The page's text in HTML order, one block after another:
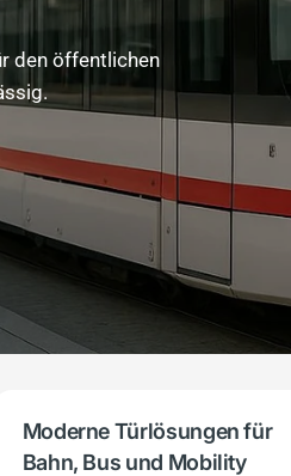
den öffentlichen
Moderne Türlösungen für
Bahn, Bus und Mobility